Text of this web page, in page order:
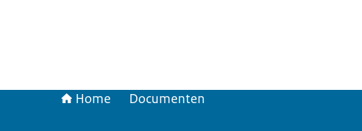
Home Documenten